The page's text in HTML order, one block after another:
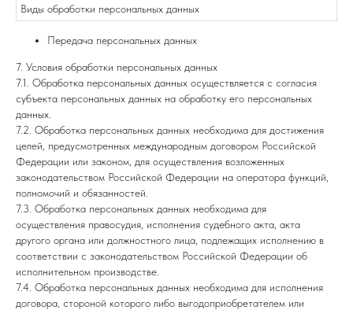
Виды обработки персональных данных
Передача персональных данных
7. Условия обработки персональных данных
7.1. Обработка персональных данных осуществляется с согласия
субъекта персональных данных на обработку его персональных
данных.
7.2. Обработка персональных данных необходима для достижения
целей, предусмотренных международным договором Российской
Федерации или законом, для осуществления возложенных
законодательством Российской Федерации на оператора функций,
полномочий и обязанностей.
7.3. Обработка персональных данных необходима для
осуществления правосудия, исполнения судебного акта, акта
другого органа или должностного лица, подлежащих исполнению в
соответствии с законодательством Российской Федерации об
исполнительном производстве.
7.4. Обработка персональных данных необходима для исполнения
договора, стороной которого либо выгодоприобретателем или